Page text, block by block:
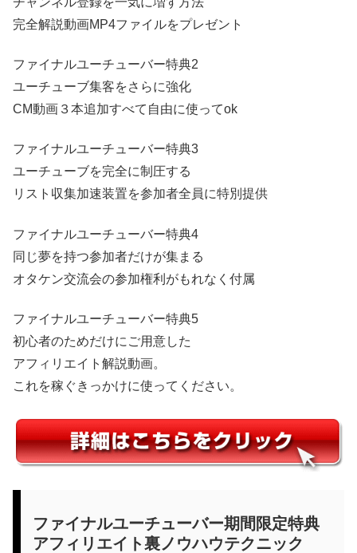
完全解説動画MP4ファイルをプレゼント
ファイナルユーチューバー特典2
ユーチューブ集客をさらに強化
CM動画３本追加すべて自由に使ってok
ファイナルユーチューバー特典3
ユーチューブを完全に制圧する
リスト収集加速装置を参加者全員に特別提供
ファイナルユーチューバー特典4
同じ夢を持つ参加者だけが集まる
オタケン交流会の参加権利がもれなく付属
ファイナルユーチューバー特典5
初心者のためだけにご用意した
アフィリエイト解説動画。
これを稼ぐきっかけに使ってください。
ファイナルユーチューバー期間限定特典
アフィリエイト裏ノウハウテクニック